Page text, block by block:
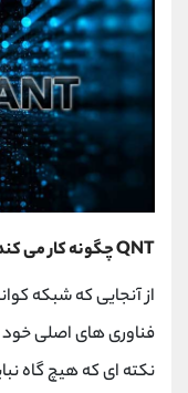
QNT چگونه کار می کند؟
از آنجایی که شبکه
فناوری های اصلی خود
نکته ای که هیچ گاه